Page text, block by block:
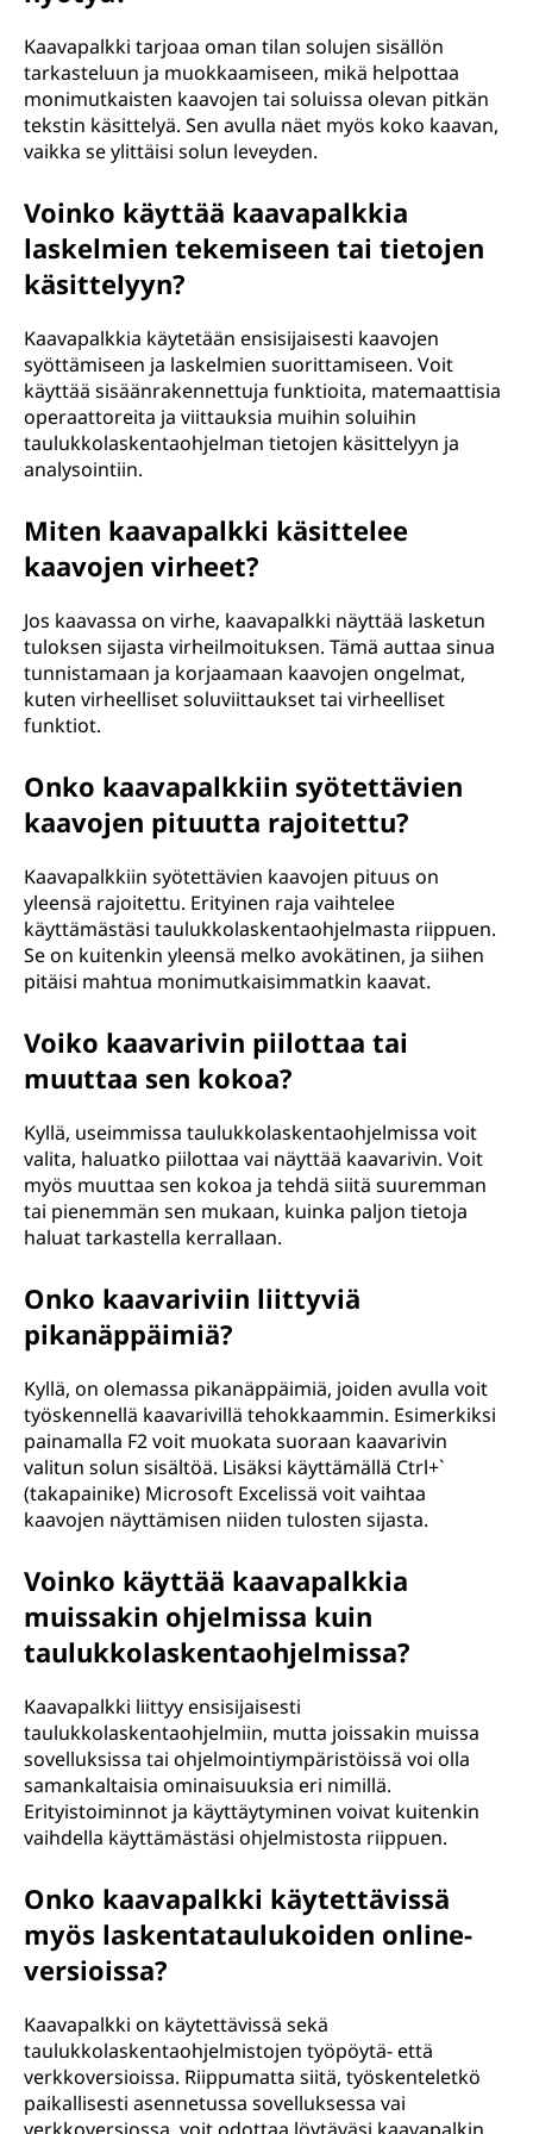
Kaavapalkki tarjoaa oman tilan solujen sisällön
tarkasteluun ja muokkaamiseen, mikä helpottaa
monimutkaisten kaavojen tai soluissa olevan pitkän
tekstin käsittelyä. Sen avulla näet myös koko kaavan,
vaikka se ylittäisi solun leveyden.
Voinko käyttää kaavapalkkia
laskelmien tekemiseen tai tietojen
käsittelyyn?
Kaavapalkkia käytetään ensisijaisesti kaavojen
syöttämiseen ja laskelmien suorittamiseen. Voit
käyttää sisäänrakennettuja funktioita, matemaattisia
operaattoreita ja viittauksia muihin soluihin
taulukkolaskentaohjelman tietojen käsittelyyn ja
analysointiin.
Miten kaavapalkki käsittelee
kaavojen virheet?
Jos kaavassa on virhe, kaavapalkki näyttää lasketun
tuloksen sijasta virheilmoituksen. Tämä auttaa sinua
tunnistamaan ja korjaamaan kaavojen ongelmat,
kuten virheelliset soluviittaukset tai virheelliset
funktiot.
Onko kaavapalkkiin syötettävien
kaavojen pituutta rajoitettu?
Kaavapalkkiin syötettävien kaavojen pituus on
yleensä rajoitettu. Erityinen raja vaihtelee
käyttämästäsi taulukkolaskentaohjelmasta riippuen.
Se on kuitenkin yleensä melko avokätinen, ja siihen
pitäisi mahtua monimutkaisimmatkin kaavat.
Voiko kaavarivin piilottaa tai
muuttaa sen kokoa?
Kyllä, useimmissa taulukkolaskentaohjelmissa voit
valita, haluatko piilottaa vai näyttää kaavarivin. Voit
myös muuttaa sen kokoa ja tehdä siitä suuremman
tai pienemmän sen mukaan, kuinka paljon tietoja
haluat tarkastella kerrallaan.
Onko kaavariviin liittyviä
pikanäppäimiä?
Kyllä, on olemassa pikanäppäimiä, joiden avulla voit
työskennellä kaavarivillä tehokkaammin. Esimerkiksi
painamalla F2 voit muokata suoraan kaavarivin
valitun solun sisältöä. Lisäksi käyttämällä Ctrl+`
(takapainike) Microsoft Excelissä voit vaihtaa
kaavojen näyttämisen niiden tulosten sijasta.
Voinko käyttää kaavapalkkia
muissakin ohjelmissa kuin
taulukkolaskentaohjelmissa?
Kaavapalkki liittyy ensisijaisesti
taulukkolaskentaohjelmiin, mutta joissakin muissa
sovelluksissa tai ohjelmointiympäristöissä voi olla
samankaltaisia ominaisuuksia eri nimillä.
Erityistoiminnot ja käyttäytyminen voivat kuitenkin
vaihdella käyttämästäsi ohjelmistosta riippuen.
Onko kaavapalkki käytettävissä
myös laskentataulukoiden online-
versioissa?
Kaavapalkki on käytettävissä sekä
taulukkolaskentaohjelmistojen työpöytä- että
verkkoversioissa. Riippumatta siitä, työskenteletkö
paikallisesti asennetussa sovelluksessa vai